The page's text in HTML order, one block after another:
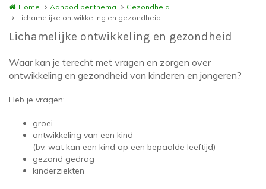
Home Aanbod per thema
Gezondheid
Lichamelijke ontwikkeling en gezondheid
Lichamelijke ontwikkeling en gezondheid
Waar kan je terecht met vragen en zorgen over
ontwikkeling en gezondheid van kinderen en jongeren?
Heb je vragen:
groei
ontwikkeling van een kind
(bv. wat kan een kind op een bepaalde leeftijd)
gezond gedrag
kinderziekten